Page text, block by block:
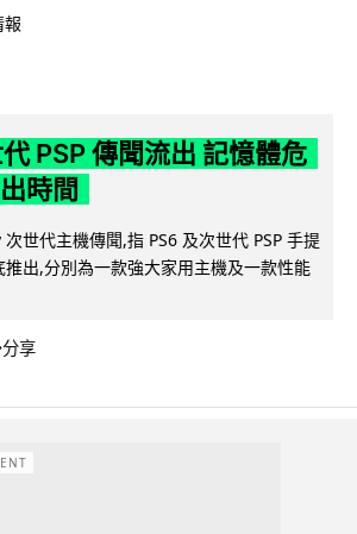
報
PSP 傳聞流出 記憶體危
時間
世代主機傳聞,指 PS6 及次世代 PSP 手提
出,分別為一款強大家用主機及一款性能
分享